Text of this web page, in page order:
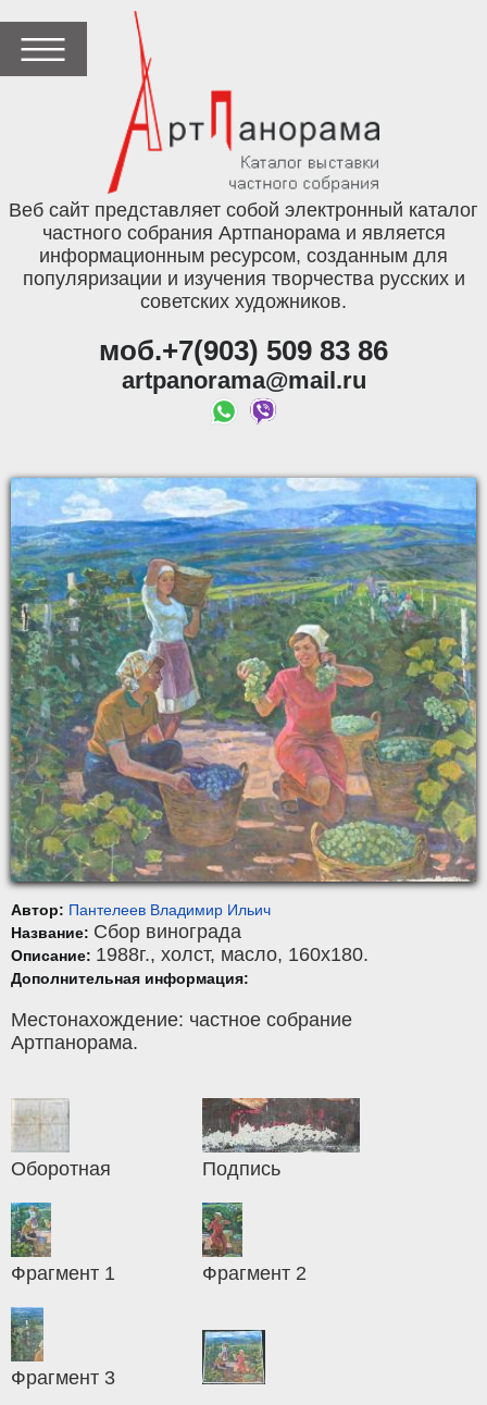
Веб сайт представляет собой электронный каталог
частного собрания Артпанорама и является
информационным ресурсом, созданным для
популяризации и изучения творчества русских и
советских художников.
моб.+7(903) 509 83 86
artpanorama@mail.ru
Автор: Пантелеев Владимир Ильич
Название: Сбор винограда
Описание: 1988г., холст, масло, 160x180.
Дополнительная информация:
Местонахождение: частное собрание
Артпанорама.
Оборотная Подпись
Фрагмент 1 Фрагмент 2
Фрагмент 3